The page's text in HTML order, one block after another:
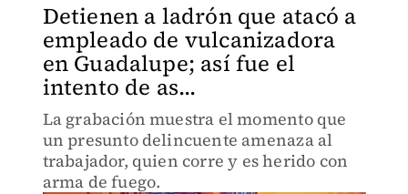
Detienen a ladrón que atacó a
empleado de vulcanizadora
en Guadalupe; así fue el
intento de as...
La grabación muestra el momento que
un presunto delincuente amenaza al
trabajador, quien corre y es herido con
arma de fuego.